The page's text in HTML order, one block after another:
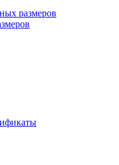
размеров